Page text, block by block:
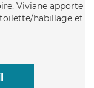
Viviane apporte
habillage et